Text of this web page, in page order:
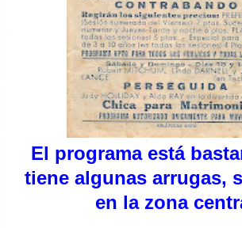
El programa está
tiene algunas arrugas,
en la zona